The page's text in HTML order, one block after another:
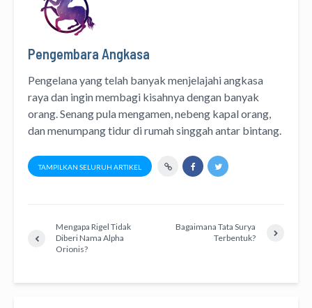
Pengembara Angkasa
Pengelana yang telah banyak menjelajahi angkasa
raya dan ingin membagi kisahnya dengan banyak
orang. Senang pula mengamen, nebeng kapal orang,
dan menumpang tidur di rumah singgah antar bintang.
TAMPILKAN SELURUH ARTIKEL
Mengapa Rigel Tidak
Diberi Nama Alpha
Orionis?
Bagaimana Tata Surya
Terbentuk?